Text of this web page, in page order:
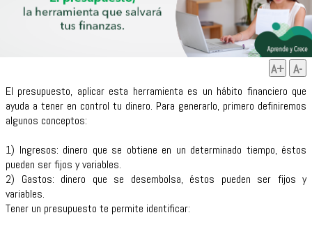
A+ A-
El presupuesto, aplicar esta herramienta es un hábito financiero que
ayuda a tener en control tu dinero. Para generarlo, primero definiremos
algunos conceptos:
1) Ingresos: dinero que se obtiene en un determinado tiempo, éstos
pueden ser fijos y variables.
2) Gastos: dinero que se desembolsa, éstos pueden ser fijos y
variables.
Tener un presupuesto te permite identificar: